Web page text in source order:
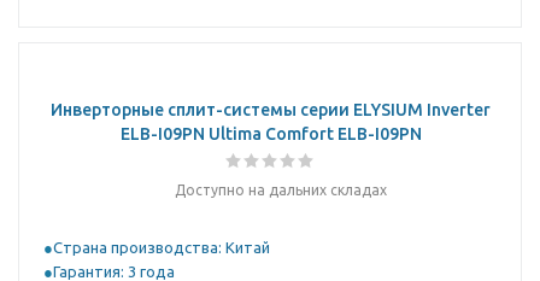
Инверторные сплит-системы серии ELYSIUM Inverter
ELB-I09PN Ultima Comfort ELB-I09PN
Доступно на дальних складах
Страна производства: Китай
Гарантия: 3 года